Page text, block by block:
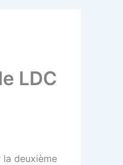
LDC
deuxième